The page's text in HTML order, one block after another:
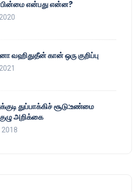
என்பது என்ன?
வஹிதுதீன் கான் ஒரு குறிப்பு
துப்பாக்கிச் சூடு:உண்மை
அறிக்கை